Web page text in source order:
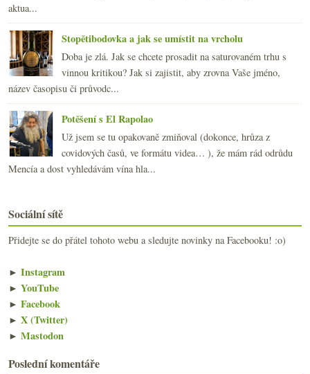
aktua...
Stopětibodovka a jak se umístit na vrcholu
Doba je zlá. Jak se chcete prosadit na saturovaném trhu s
vinnou kritikou? Jak si zajistit, aby zrovna Vaše jméno,
název časopisu či průvodc...
Potěšení s El Rapolao
Už jsem se tu opakovaně zmiňoval (dokonce, hrůza z
covidových časů, ve formátu videa… ), že mám rád odrůdu
Mencía a dost vyhledávám vína hla...
Sociální sítě
Přidejte se do přátel tohoto webu a sledujte novinky na Facebooku! :o)
► Instagram
► YouTube
► Facebook
► X (Twitter)
► Mastodon
Poslední komentáře